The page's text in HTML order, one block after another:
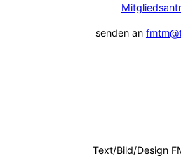
senden an
Text/Bild/Design